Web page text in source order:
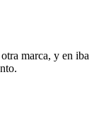
marca, y en iba